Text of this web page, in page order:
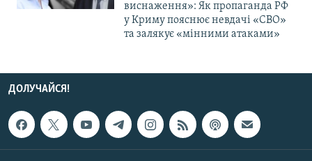
виснаження»: Як пропаганда РФ
у Криму пояснює невдачі «СВО»
та залякує «мінними атаками»
ДОЛУЧАЙСЯ!